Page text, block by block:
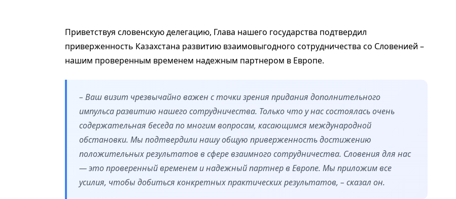
Приветствуя словенскую делегацию, Глава нашего государства подтвердил
приверженность Казахстана развитию взаимовыгодного сотрудничества со Словенией –
нашим проверенным временем надежным партнером в Европе.
– Ваш визит чрезвычайно важен с точки зрения придания дополнительного
импульса развитию нашего сотрудничества. Только что у нас состоялась очень
содержательная беседа по многим вопросам, касающимся международной
обстановки. Мы подтвердили нашу общую приверженность достижению
положительных результатов в сфере взаимного сотрудничества. Словения для нас
— это проверенный временем и надежный партнер в Европе. Мы приложим все
усилия, чтобы добиться конкретных практических результатов, – сказал он.